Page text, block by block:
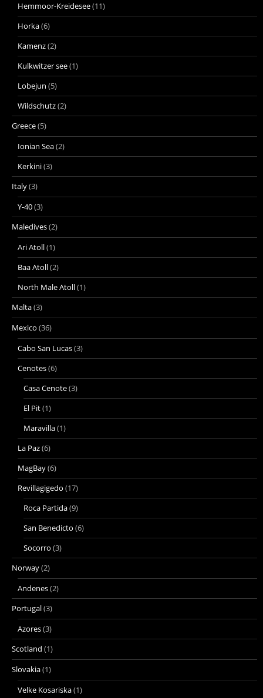
Hemmoor-Kreidesee(11)
Horka(6)
Kamenz(2)
Kulkwitzer see(1)
Lobejun (5)
Wildschutz(2)
Greece(5)
Ionian Sea(2)
Kerkini(3)
Italy(3)
Y-40(3)
Maledives(2)
Ari Atoll(1)
Baa Atoll(2)
North Male Atoll(1)
Malta(3)
Mexico (36)
Cabo San Lucas(3)
Cenotes(6)
Casa Cenote(3)
El Pit(1)
Maravilla(1)
La Paz(6)
MagBay(6)
Revillagigedo (17)
Roca Partida(9)
San Benedicto (6)
Socorro (3)
Norway(2)
Andenes(2)
Portugal(3)
Azores(3)
Scotland (1)
Slovakia(1)
Velke Kosariska(1)